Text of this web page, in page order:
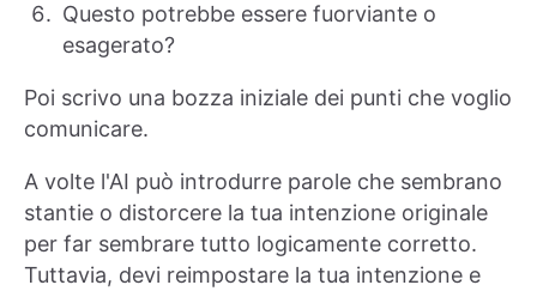
Questo potrebbe essere fuorviante o
esagerato?
Poi scrivo una bozza iniziale dei punti che voglio
comunicare.
A volte l'AI può introdurre parole che sembrano
stantie o distorcere la tua intenzione originale
per far sembrare tutto logicamente corretto.
Tuttavia, devi reimpostare la tua intenzione e